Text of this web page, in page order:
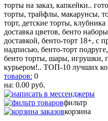
торты на заказ, капкейки..
торты, трайфлы, макарунсы,
торт, детские торты,
доставка цветов, бенто
доставкой, бенто-торт 18+, с
надписью, бенто-торт
бенто торты, шары, игрушки,
курьером!.. ТОП-10 лучших
товаров: 0
на: 0.00 руб.
фильтр
корзина